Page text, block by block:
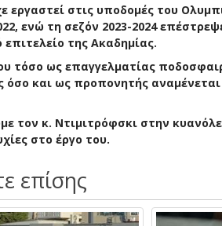
εργαστεί στις υποδομές του
ενώ τη σεζόν 2023-2024
της Ακαδημίας.
τόσο ως επαγγελματίας
όσο και ως προπονητής
τον κ. Ντιμιτρόφσκι στην
στο έργο του.
επίσης